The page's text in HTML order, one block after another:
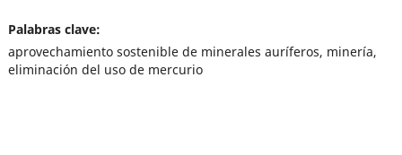
Palabras clave:
aprovechamiento sostenible de minerales auríferos, minería,
eliminación del uso de mercurio